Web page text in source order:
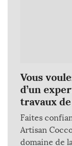
Vous
d’un
travaux
Faites
Artisan
domaine de